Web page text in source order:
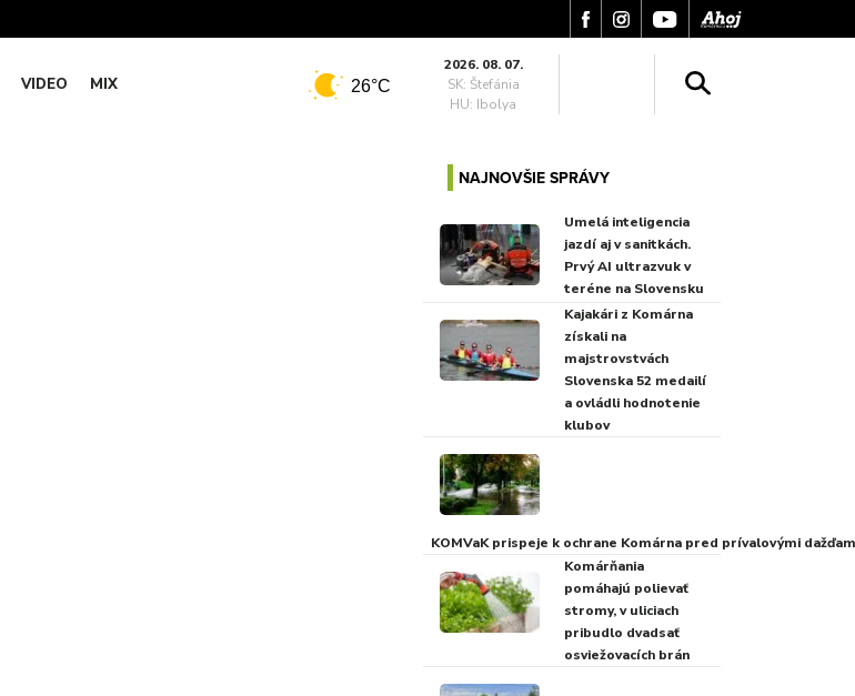
VIDEO MIX 26°C
2026. 08. 07.
SK: Štefánia
HU: Ibolya
NAJNOVŠIE SPRÁVY
Umelá inteligencia
jazdí aj v sanitkách.
Prvý AI ultrazvuk v
teréne na Slovensku
Kajakári z Komárna
získali na
majstrovstvách
Slovenska 52 medailí
a ovládli hodnotenie
klubov
KOMVaK prispeje k ochrane Komárna pred prívalovými
Komárňania
pomáhajú polievať
stromy, v uliciach
pribudlo dvadsať
osviežovacích brán